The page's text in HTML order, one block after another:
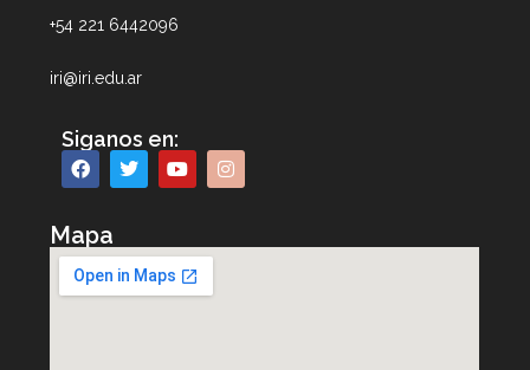
+54 221 6442096
iri@iri.edu.ar
Siganos en:
Mapa